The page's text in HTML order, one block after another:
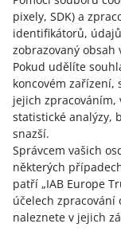
pixely, SDK) a
identifikátorů,
zobrazovaný obsah
Pokud udělíte
koncovém
jejich
statistické analýzy,
snazší.
Správcem vašich
některých
patří „IAB Europe
účelech
naleznete v jejich
umělou
Tato stránka je